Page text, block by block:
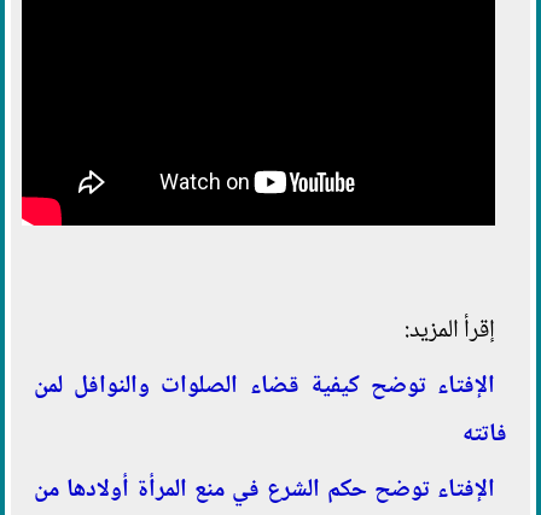
إقرأ المزيد:
الإفتاء توضح كيفية قضاء الصلوات والنوافل لمن
فاتته
الإفتاء توضح حكم الشرع في منع المرأة أولادها من